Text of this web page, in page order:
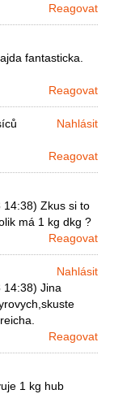
Reagovat
fantasticka.
Reagovat
Nahlásit
Reagovat
14:38) Zkus si to
má 1 kg dkg ?
Reagovat
Nahlásit
14:38) Jina
Reagovat
1 kg hub